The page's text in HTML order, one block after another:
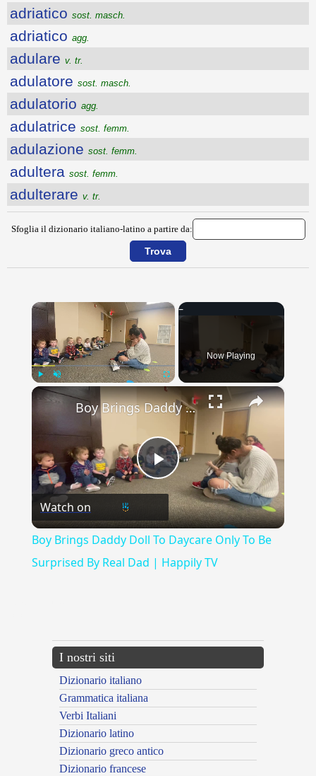
adriatico sost. masch.
adriatico agg.
adulare v. tr.
adulatore sost. masch.
adulatorio agg.
adulatrice sost. femm.
adulazione sost. femm.
adultera sost. femm.
adulterare v. tr.
Sfoglia il dizionario italiano-latino a partire da:
×
Play Unmute Fullscreen
Now Playing
×
Play
Video
Boy Brings Daddy Doll To Daycare Only To Be Surprised By Real Dad | Happily TV
Watch on
Boy Brings Daddy Doll To Daycare Only To Be
Surprised By Real Dad | Happily TV
I nostri siti
Dizionario italiano
Grammatica italiana
Verbi Italiani
Dizionario latino
Dizionario greco antico
Dizionario francese